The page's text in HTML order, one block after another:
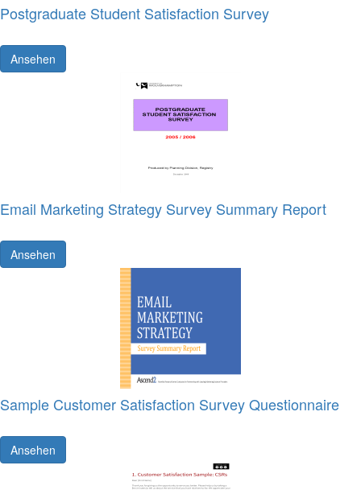
Postgraduate Student Satisfaction Survey
Ansehen
Email Marketing Strategy Survey Summary Report
Ansehen
Sample Customer Satisfaction Survey Questionnaire
Ansehen